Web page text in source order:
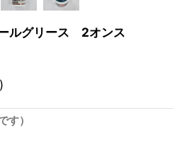
ルグリース 2オンス
す）